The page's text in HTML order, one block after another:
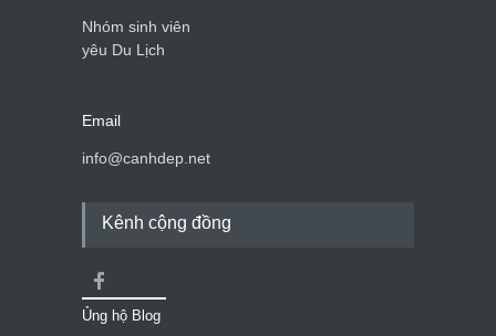
Nhóm sinh viên
yêu Du Lịch
Email
info@canhdep.net
Kênh cộng đồng
Ủng hộ Blog